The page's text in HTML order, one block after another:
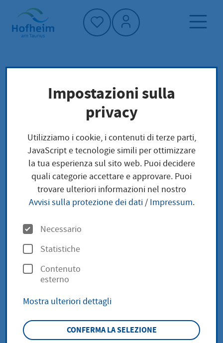
Home"
Pagina iniziale
Cultura, sport e turismo
Cultura urbana
DistrettoCittàEstate 2026
DistrettoCittàEstate
2026
Broschüre ist da - hier
herunterladen
Impostazioni sulla
privacy
Utilizziamo i cookie, i contenuti di terze parti,
JavaScript e tecnologie simili per ottimizzare
la tua esperienza sul sito web. Puoi decidere
quali categorie accettare e approvare. Puoi
trovare ulteriori informazioni nel nostro
Avvisi sulla protezione dei dati/ Impressum.
O
p
z
i
n
Necessario
Statistiche
Contenuto
esterno
Mostra ulteriori dettagli
CONFERMA LA SELEZIONE